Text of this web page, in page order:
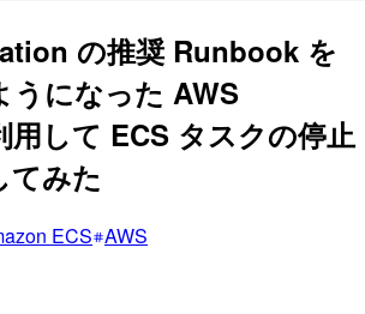
の推奨 Runbook を
うになった AWS
して ECS タスクの停止
てみた
ECS AWS